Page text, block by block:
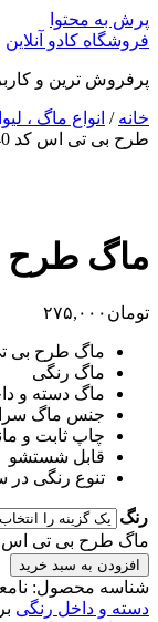
پرش به محتوا
فروشگاه کادو آنلاین
پرفروش ترین و
خانه / انواع ماگ ،
طرح بی تی اس کد 240
ماگ طرح
تومان ۲۷۵,۰۰۰
ماگ طرح بی تی
ماگ رنگی
ماگ دسته و
جنس ماگ
چاپ ثابت و
قابل شستشو
تنوع رنگی در
رنگ
ماگ طرح بی تی اس کد 240
افزودن به سبد خرید
شناسه محصول:
دسته و داخل رنگی